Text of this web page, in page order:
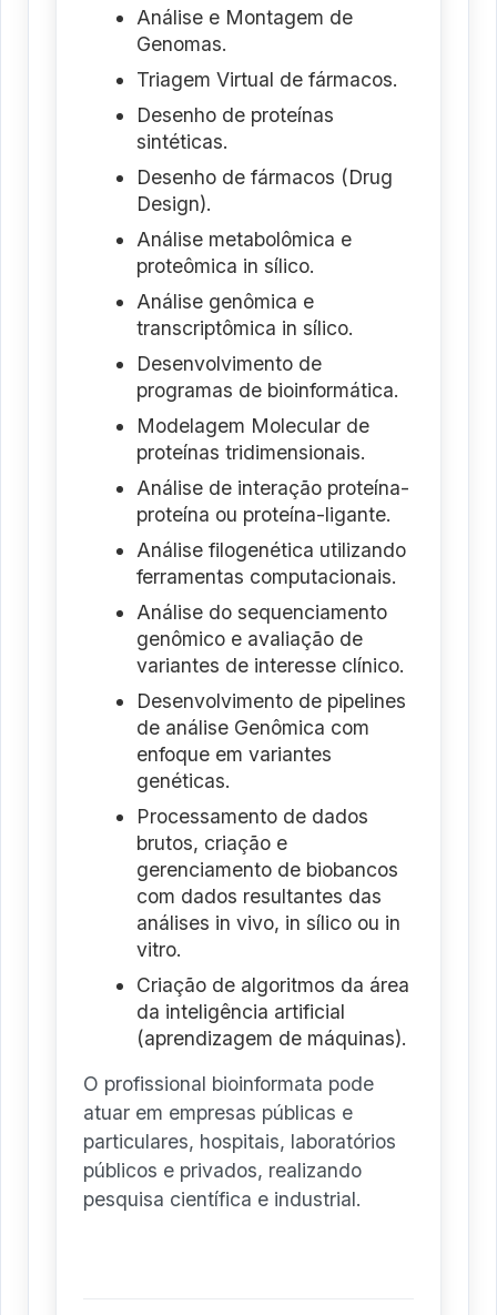
Análise e Montagem de
Genomas.
Triagem Virtual de fármacos.
Desenho de proteínas
sintéticas.
Desenho de fármacos (Drug
Design).
Análise metabolômica e
proteômica in sílico.
Análise genômica e
transcriptômica in sílico.
Desenvolvimento de
programas de bioinformática.
Modelagem Molecular de
proteínas tridimensionais.
Análise de interação proteína-
proteína ou proteína-ligante.
Análise filogenética utilizando
ferramentas computacionais.
Análise do sequenciamento
genômico e avaliação de
variantes de interesse clínico.
Desenvolvimento de pipelines
de análise Genômica com
enfoque em variantes
genéticas.
Processamento de dados
brutos, criação e
gerenciamento de biobancos
com dados resultantes das
análises in vivo, in sílico ou in
vitro.
Criação de algoritmos da área
da inteligência artificial
(aprendizagem de máquinas).
O profissional bioinformata pode
atuar em empresas públicas e
particulares, hospitais, laboratórios
públicos e privados, realizando
pesquisa científica e industrial.